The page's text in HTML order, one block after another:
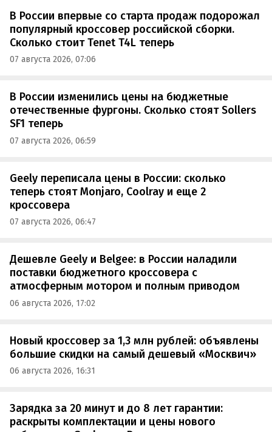
В России впервые со старта продаж подорожал
популярный кроссовер российской сборки.
Сколько стоит Tenet T4L теперь
07 августа 2026, 07:06
В России изменились цены на бюджетные
отечественные фургоны. Сколько стоят Sollers
SF1 теперь
07 августа 2026, 06:59
Geely переписала цены в России: сколько
теперь стоят Monjaro, Coolray и еще 2
кроссовера
07 августа 2026, 06:47
Дешевле Geely и Belgee: в России наладили
поставки бюджетного кроссовера с
атмосферным мотором и полным приводом
06 августа 2026, 17:02
Новый кроссовер за 1,3 млн рублей: объявлены
большие скидки на самый дешевый «Москвич»
06 августа 2026, 16:31
Зарядка за 20 минут и до 8 лет гарантии:
раскрыты комплектации и цены нового